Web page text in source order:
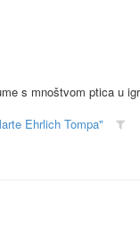
s mnoštvom ptica u
Ehrlich Tompa"